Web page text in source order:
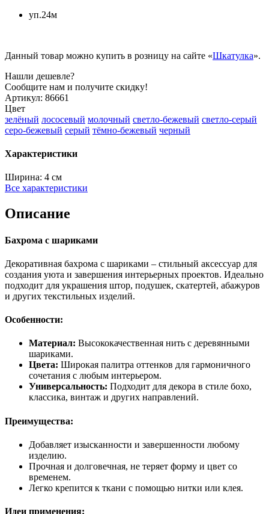
уп.24м
Данный товар можно купить в розницу на сайте «Шкатулка».
Нашли дешевле?
Сообщите нам и получите скидку!
Артикул: 86661
Цвет
зелёный лососевый молочный светло-бежевый светло-серый
серо-бежевый серый тёмно-бежевый черный
Характеристики
Ширина: 4 см
Все характеристики
Описание
Бахрома с шариками
Декоративная бахрома с шариками – стильный аксессуар для
создания уюта и завершения интерьерных проектов. Идеально
подходит для украшения штор, подушек, скатертей, абажуров
и других текстильных изделий.
Особенности:
Материал: Высококачественная нить с деревянными
шариками.
Цвета: Широкая палитра оттенков для гармоничного
сочетания с любым интерьером.
Универсальность: Подходит для декора в стиле бохо,
классика, винтаж и других направлений.
Преимущества:
Добавляет изысканности и завершенности любому
изделию.
Прочная и долговечная, не теряет форму и цвет со
временем.
Легко крепится к ткани с помощью нитки или клея.
Идеи применения: